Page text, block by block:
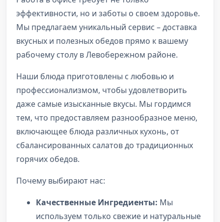
эффективности, но и заботы о своем здоровье.
Мы предлагаем уникальный сервис – доставка
вкусных и полезных обедов прямо к вашему
рабочему столу в Левобережном районе.
Наши блюда приготовлены с любовью и
профессионализмом, чтобы удовлетворить
даже самые изысканные вкусы. Мы гордимся
тем, что предоставляем разнообразное меню,
включающее блюда различных кухонь, от
сбалансированных салатов до традиционных
горячих обедов.
Почему выбирают нас:
Качественные Ингредиенты: Мы
используем только свежие и натуральные